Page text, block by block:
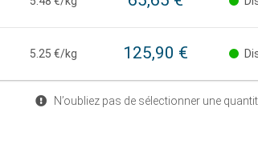
5.25 €/kg 125,90 €
N’oubliez pas de sélectionner une